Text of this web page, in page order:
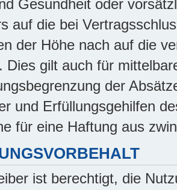
Gesundheit oder
auf die bei
der Höhe nach auf die
Dies gilt auch für
der
und Erfüllungsgehilfen
für eine Haftung aus
ist berechtigt, die